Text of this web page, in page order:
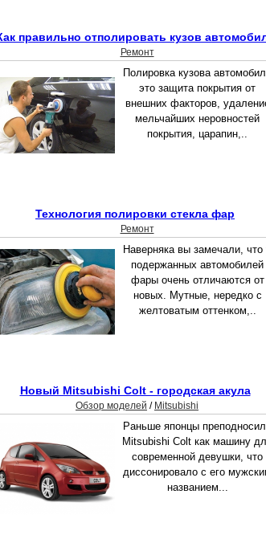
правильно отполировать кузов
Ремонт
Полировка кузова
это защита покрытия от
внешних факторов,
мельчайших неровностей
покрытия, царапин,..
Технология полировки стекла фар
Ремонт
Наверняка вы замечали, что
подержанных автомобилей
фары очень отличаются от
новых. Мутные, нередко с
желтоватым оттенком,..
Новый Mitsubishi Colt - городская акула
Обзор моделей / Mitsubishi
Раньше японцы
Mitsubishi Colt как машину
современной девушки, что
диссонировало с его
названием...